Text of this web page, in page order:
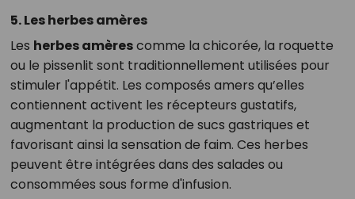
5. Les herbes amères
Les herbes amèrescomme la chicorée, la roquette
ou le pissenlit sont traditionnellement utilisées pour
stimuler l'appétit. Les composés amers qu’elles
contiennent activent les récepteurs gustatifs,
augmentant la production de sucs gastriques et
favorisant ainsi la sensation de faim. Ces herbes
peuvent être intégrées dans des salades ou
consommées sous forme d'infusion.